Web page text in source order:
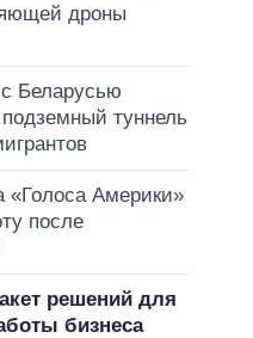
дроны
Беларусью
туннель
«Голоса Америки»
после
решений для
бизнеса